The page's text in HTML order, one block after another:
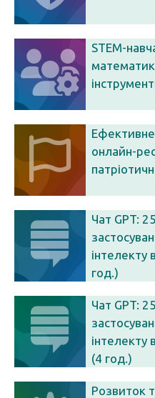
STEM-
онлайн-
Чат GPT:
інтелекту
год.)
Чат GPT:
інтелекту
(4 год.)
Розвиток